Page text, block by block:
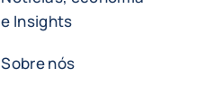
e Insights
Sobre nós